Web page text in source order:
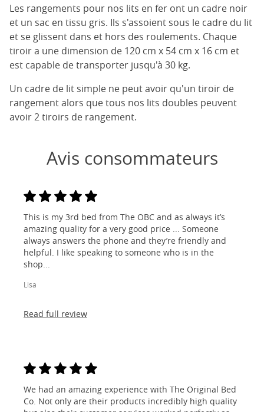
Les rangements pour nos lits en fer ont un cadre noir
et un sac en tissu gris. Ils s'assoient sous le cadre du lit
et se glissent dans et hors des roulements. Chaque
tiroir a une dimension de 120 cm x 54 cm x 16 cm et
est capable de transporter jusqu'à 30 kg.
Un cadre de lit simple ne peut avoir qu'un tiroir de
rangement alors que tous nos lits doubles peuvent
avoir 2 tiroirs de rangement.
Avis consommateurs
This is my 3rd bed from The OBC and as always it’s
amazing quality for a very good price ... Someone
always answers the phone and they’re friendly and
helpful. I like speaking to someone who is in the
shop...
Lisa
Read full review
We had an amazing experience with The Original Bed
Co. Not only are their products incredibly high quality